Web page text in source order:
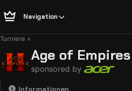
Navigation
Turniere
Age of Empires
sponsored by